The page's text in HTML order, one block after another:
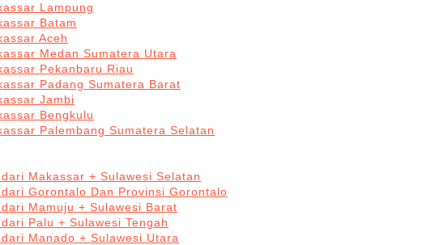
Lampung
Batam
Aceh
Medan Sumatera Utara
Pekanbaru Riau
Padang Sumatera Barat
Jambi
Bengkulu
Palembang Sumatera Selatan
Makassar + Sulawesi Selatan
Gorontalo Dan Provinsi Gorontalo
Mamuju + Sulawesi Barat
Palu + Sulawesi Tengah
Manado + Sulawesi Utara